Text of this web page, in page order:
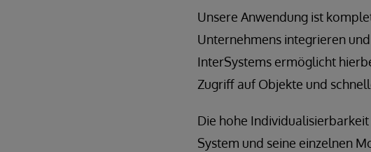
Unsere Anwendung ist
Unternehmens integrieren
InterSystems ermöglicht
Zugriff auf Objekte und
Die hohe
System und seine einzelnen